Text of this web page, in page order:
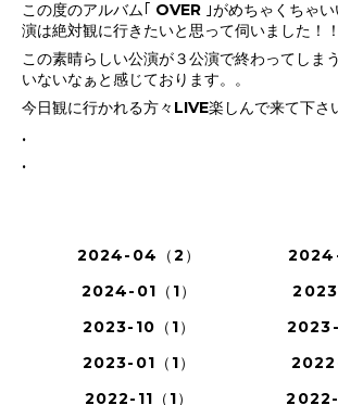
この度のアルバム｢ OVER ｣がめちゃくちゃ
演は絶対観に行きたいと思って伺いました！！
この素晴らしい公演が３公演で終わってしま
いないなぁと感じております。。
今日観に行かれる方々LIVE楽しんで来て下さ
.
.
2024-04（2）
2024-
2024-01（1）
2023-
2023-10（1）
2023-
2023-01（1）
2022-
2022-11（1）
2022-